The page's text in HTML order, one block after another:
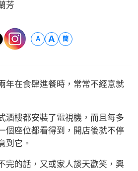
芳
A A 簡
在食肆進餐時，常常不經意就
樓都安裝了電視機，而且每多
個座位都看得到，開店後就不停
到它。
的話，又或家人談天歡笑，興